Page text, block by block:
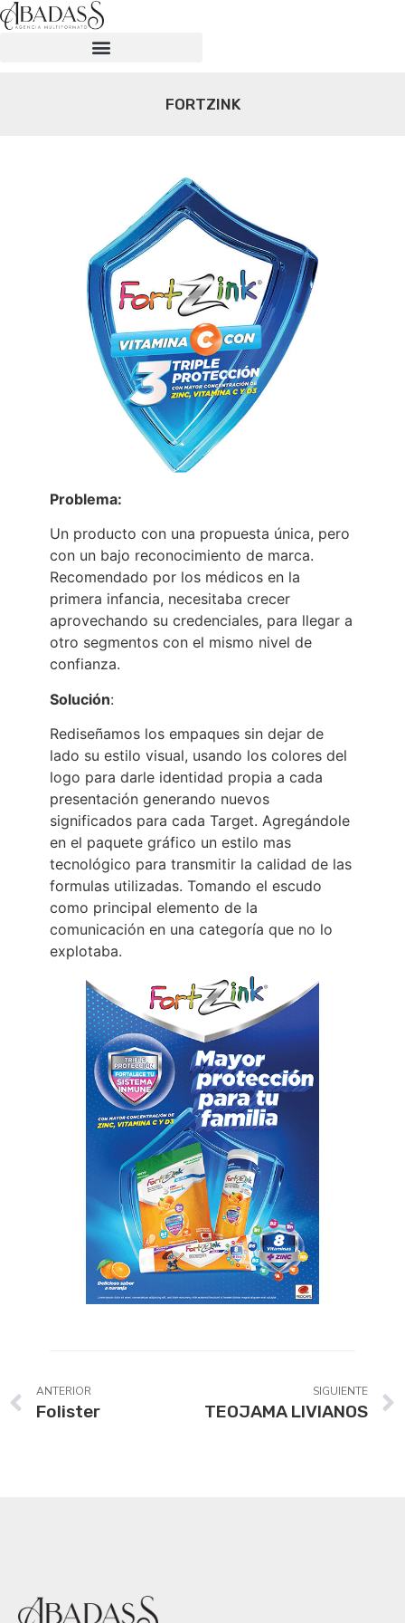
FORTZINK
Problema:
Un producto con una propuesta única, pero
con un bajo reconocimiento de marca.
Recomendado por los médicos en la
primera infancia, necesitaba crecer
aprovechando su credenciales, para llegar a
otro segmentos con el mismo nivel de
confianza.
Solución:
Rediseñamos los empaques sin dejar de
lado su estilo visual, usando los colores del
logo para darle identidad propia a cada
presentación generando nuevos
significados para cada Target. Agregándole
en el paquete gráfico un estilo mas
tecnológico para transmitir la calidad de las
formulas utilizadas. Tomando el escudo
como principal elemento de la
comunicación en una categoría que no lo
explotaba.
ANTERIOR
Folister
SIGUIENTE
TEOJAMA LIVIANOS